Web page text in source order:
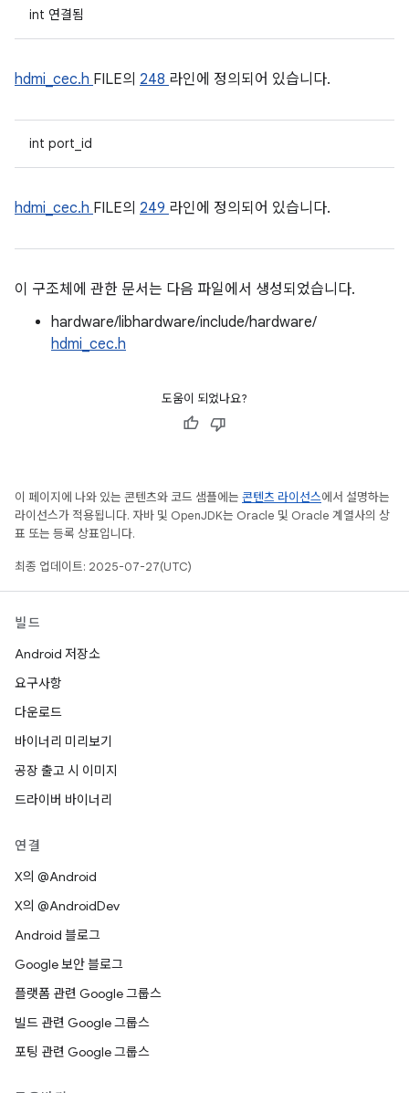
int 연결됨
hdmi_cec.h FILE의 248 라인에 정의되어 있습니다.
int port_id
hdmi_cec.h FILE의 249 라인에 정의되어 있습니다.
이 구조체에 관한 문서는 다음 파일에서 생성되었습니다.
hardware/libhardware/include/hardware/
hdmi_cec.h
도움이 되었나요?
이 페이지에 나와 있는 콘텐츠와 코드 샘플에는 콘텐츠 라이선스에서 설명하는
라이선스가 적용됩니다. 자바 및 OpenJDK는 Oracle 및 Oracle 계열사의 상
표 또는 등록 상표입니다.
최종 업데이트: 2025-07-27(UTC)
빌드
Android 저장소
요구사항
다운로드
바이너리 미리보기
공장 출고 시 이미지
드라이버 바이너리
연결
X의 @Android
X의 @AndroidDev
Android 블로그
Google 보안 블로그
플랫폼 관련 Google 그룹스
빌드 관련 Google 그룹스
포팅 관련 Google 그룹스